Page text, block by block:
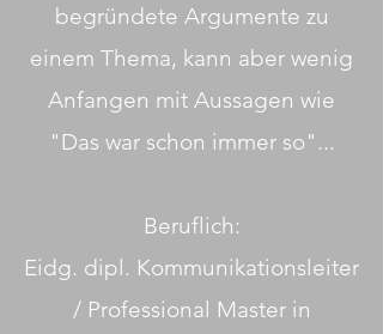
begründete Argumente zu
einem Thema, kann aber wenig
Anfangen mit Aussagen wie
"Das war schon immer so"...
Beruflich:
Eidg. dipl. Kommunikationsleiter
/ Professional Master in